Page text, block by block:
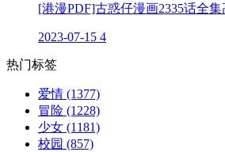
[港漫PDF]古惑仔漫画2335话全
2023-07-15 4
热门标签
爱情 (1377)
冒险 (1228)
少女 (1181)
校园 (857)